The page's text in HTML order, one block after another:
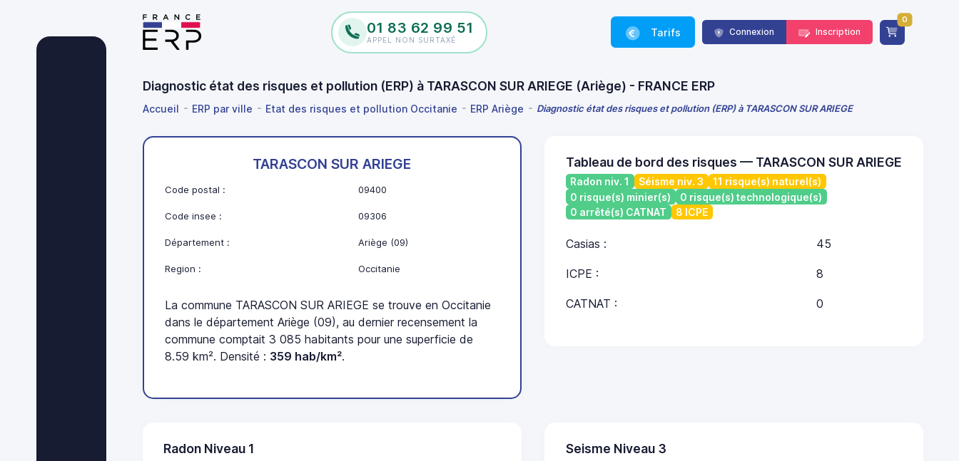
01 83 62 99 51
APPEL NON SURTAXÉ
Tarifs Connexion Inscription
0
Diagnostic état des risques et pollution (ERP) à TARASCON SUR ARIEGE (Ariège) - FRANCE ERP
Accueil ERP par ville Etat des risques et pollution Occitanie ERP Ariège Diagnostic état des risques et pollution (ERP) à TARASCON SUR ARIEGE
TARASCON SUR ARIEGE
Code postal : 09400
Code insee : 09306
Département : Ariège (09)
Region : Occitanie
La commune TARASCON SUR ARIEGE se trouve en Occitanie
dans le département Ariège (09), au dernier recensement la
commune comptait 3 085 habitants pour une superficie de
8.59 km². Densité : 359 hab/km².
Tableau de bord des risques — TARASCON SUR ARIEGE
Radon niv. 1 Séisme niv. 3
11 risque(s) naturel(s)
0 risque(s) minier(s)
0 risque(s) technologique(s)
0 arrêté(s) CATNAT
8 ICPE
Casias : 45
ICPE : 8
CATNAT : 0
Radon Niveau 1 Seisme Niveau 3